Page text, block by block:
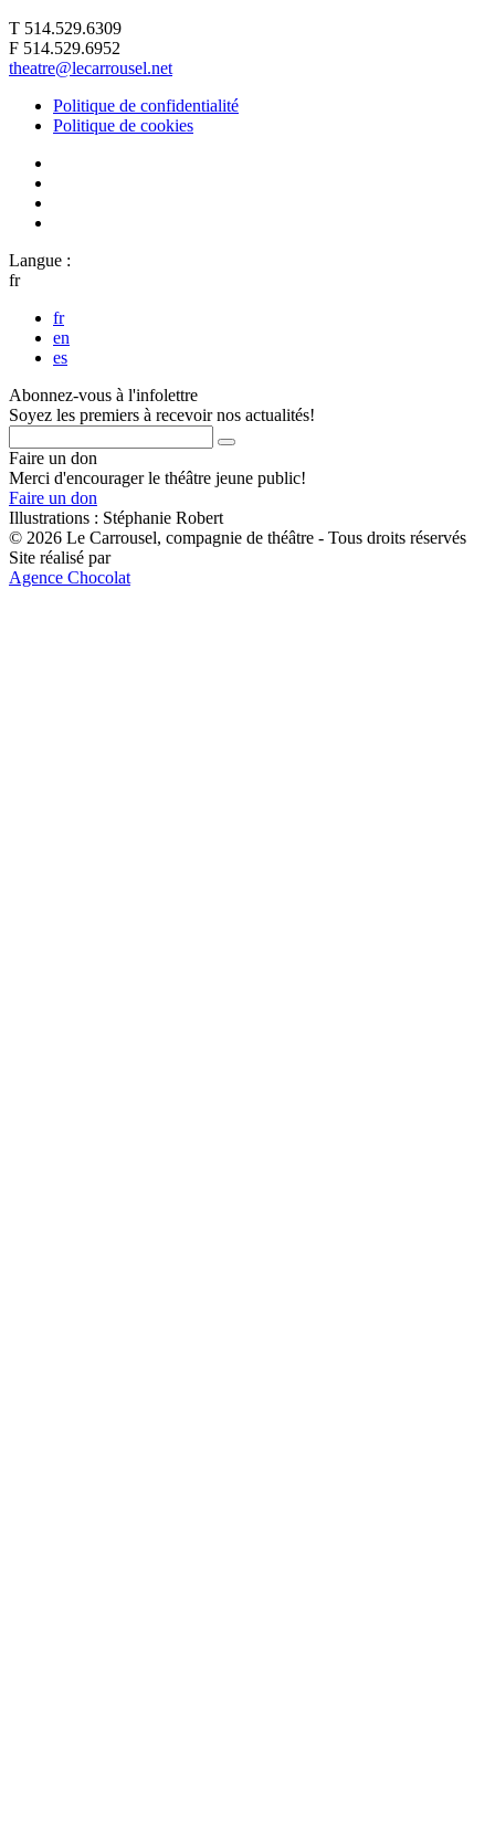
T 514.529.6309
F 514.529.6952
theatre@lecarrousel.net
Politique de confidentialité
Politique de cookies
Langue :
fr
fr
en
es
Abonnez-vous à l'infolettre
Soyez les premiers à recevoir nos actualités!
Faire un don
Merci d'encourager le théâtre jeune public!
Faire un don
Illustrations : Stéphanie Robert
© 2026 Le Carrousel, compagnie de théâtre - Tous droits réservés
Site réalisé par
Agence Chocolat